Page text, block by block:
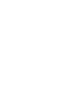
愿,心愿中包含各种公益